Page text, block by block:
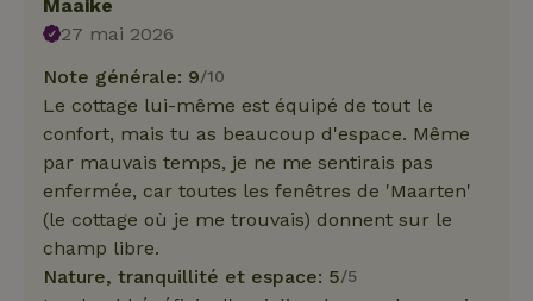
Maaike
27 mai 2026
Note générale: 9/10
Le cottage lui-même est équipé de tout le
confort, mais tu as beaucoup d'espace. Même
par mauvais temps, je ne me sentirais pas
enfermée, car toutes les fenêtres de 'Maarten'
(le cottage où je me trouvais) donnent sur le
champ libre.
Nature, tranquillité et espace: 5/5